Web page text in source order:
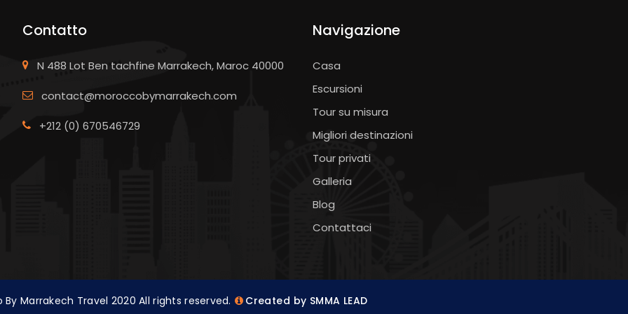
Contatto
N 488 Lot Ben tachfine Marrakech, Maroc 40000
contact@moroccobymarrakech.com
+212 (0) 670546729
Navigazione
Casa
Escursioni
Tour su misura
Migliori destinazioni
Tour privati
Galleria
Blog
Contattaci
Marrakech Travel 2020 All rights reserved. Created by SMMA LEAD